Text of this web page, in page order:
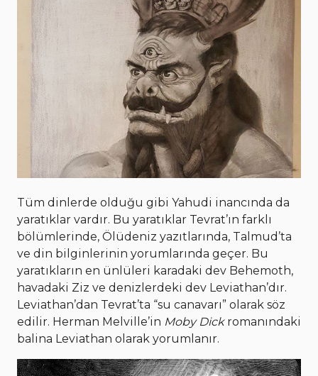
Tüm dinlerde olduğu gibi Yahudi inancında da
yaratıklar vardır. Bu yaratıklar Tevrat’ın farklı
bölümlerinde, Ölüdeniz yazıtlarında, Talmud’ta
ve din bilginlerinin yorumlarında geçer. Bu
yaratıkların en ünlüleri karadaki dev Behemoth,
havadaki Ziz ve denizlerdeki dev Leviathan’dır.
Leviathan’dan Tevrat’ta “su canavarı” olarak söz
edilir. Herman Melville’in Moby Dick romanındaki
balina Leviathan olarak yorumlanır.